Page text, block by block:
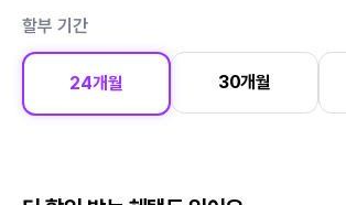
할부 기간
24개월 30개월